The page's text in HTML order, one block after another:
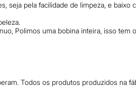
seja pela facilidade de limpeza, e
Polimos uma bobina inteira, isso
Todos os produtos produzidos na